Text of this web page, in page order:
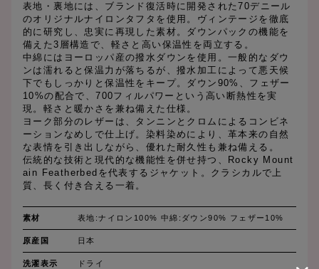
表地・裏地には、ブランド復活時に開発された70デニール
のオリジナルナイロンタフタを使用。ヴィンテージを徹底
的に研究し、忠実に再現した素材。ダウンパックの機能を
備えた3層構造で、軽さと高い保温性を両立する。
中綿にはヨーロッパ産の撥水ダウンを使用。一般的なダウ
ンは濡れると保温力が落ちるが、撥水加工によって悪天候
下でもしっかりと保温性をキープ。ダウン90%、フェザー
10%の配合で、700フィルパワーという高い断熱性を実
現。軽さと暖かさを兼ね備えた仕様。
ヨーク部分のレザーは、タンニンとクロムによるコンビネ
ーションなめしで仕上げ。染料染めにより、革本来の自然
な表情を引き出しながら、優れた耐久性も兼ね備える。
伝統的な技術と現代的な機能性を併せ持つ、Rocky Mount
ain Featherbedを代表するジャケット。クラシカルで上
質、長く付き合える一着。
素材 表地:ナイロン100% 中綿:ダウン90% フェザー10%
原産国 日本
洗濯表示 ドライ